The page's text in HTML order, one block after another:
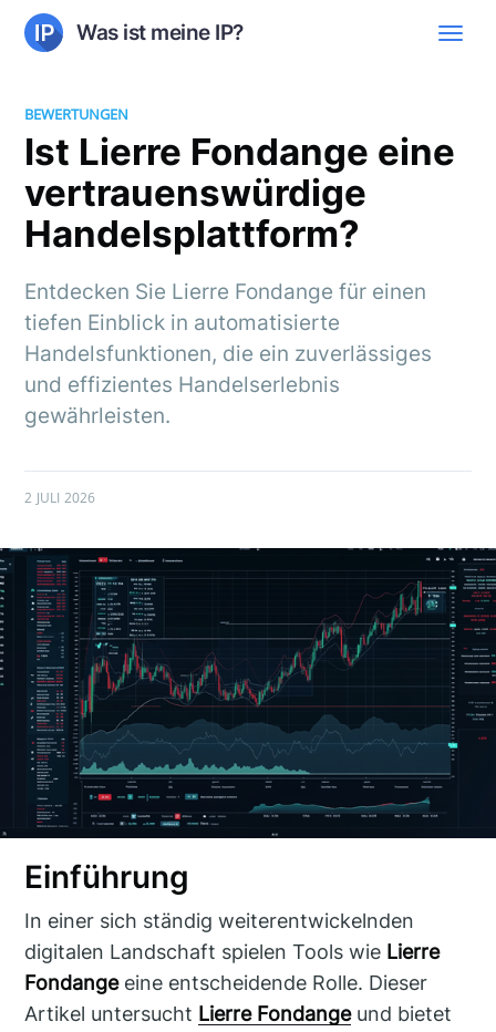
Was ist meine IP?
BEWERTUNGEN
Ist Lierre Fondange eine
vertrauenswürdige
Handelsplattform?
Entdecken Sie Lierre Fondange für einen
tiefen Einblick in automatisierte
Handelsfunktionen, die ein zuverlässiges
und effizientes Handelserlebnis
gewährleisten.
2 JULI 2026
Einführung
In einer sich ständig weiterentwickelnden
digitalen Landschaft spielen Tools wie Lierre
Fondangeeine entscheidende Rolle. Dieser
Artikel untersucht Lierre Fondangeund bietet